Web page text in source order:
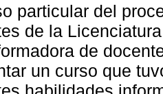
particular del
de la
de
un curso que